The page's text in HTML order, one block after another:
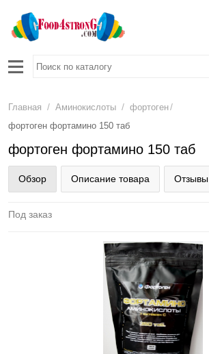
Главная / Аминокислоты / фортоген/
фортоген фортамино 150 таб
фортоген фортамино 150 таб
Обзор Описание товара Отзывы
Под заказ